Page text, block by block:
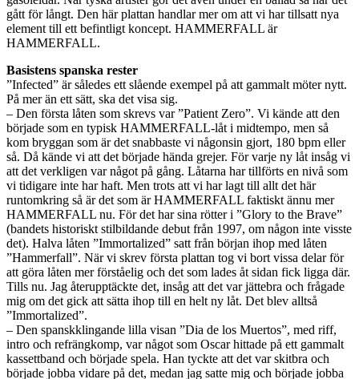
gått för långt. Den här plattan handlar mer om att vi har tillsatt nya
element till ett befintligt koncept. HAMMERFALL är
HAMMERFALL.
Basistens spanska rester
”Infected” är således ett slående exempel på att gammalt möter nytt.
På mer än ett sätt, ska det visa sig.
– Den första låten som skrevs var ”Patient Zero”. Vi kände att den
började som en typisk HAMMERFALL-låt i midtempo, men så
kom bryggan som är det snabbaste vi någonsin gjort, 180 bpm eller
så. Då kände vi att det började hända grejer. För varje ny låt insåg vi
att det verkligen var något på gång. Låtarna har tillförts en nivå som
vi tidigare inte har haft. Men trots att vi har lagt till allt det här
runtomkring så är det som är HAMMERFALL faktiskt ännu mer
HAMMERFALL nu. För det har sina rötter i ”Glory to the Brave”
(bandets historiskt stilbildande debut från 1997, om någon inte visste
det). Halva låten ”Immortalized” satt från början ihop med låten
”Hammerfall”. När vi skrev första plattan tog vi bort vissa delar för
att göra låten mer förståelig och det som lades åt sidan fick ligga där.
Tills nu. Jag återupptäckte det, insåg att det var jättebra och frågade
mig om det gick att sätta ihop till en helt ny låt. Det blev alltså
”Immortalized”.
– Den spanskklingande lilla visan ”Dia de los Muertos”, med riff,
intro och refrängkomp, var något som Oscar hittade på ett gammalt
kassettband och började spela. Han tyckte att det var skitbra och
började jobba vidare på det, medan jag satte mig och började jobba